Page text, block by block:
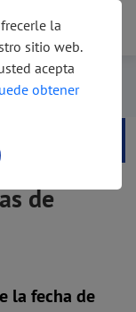
de
la fecha de
la
sitio web.
acepta
obtener